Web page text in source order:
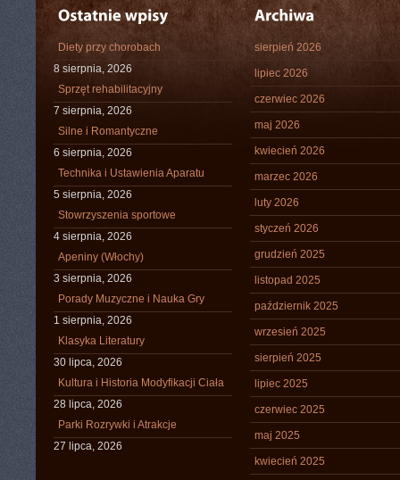
Diety przy chorobach
8 sierpnia, 2026
Sprzęt rehabilitacyjny
7 sierpnia, 2026
Silne i Romantyczne
6 sierpnia, 2026
Technika i Ustawienia Aparatu
5 sierpnia, 2026
Stowrzyszenia sportowe
4 sierpnia, 2026
Apeniny (Włochy)
3 sierpnia, 2026
Porady Muzyczne i Nauka Gry
1 sierpnia, 2026
Klasyka Literatury
30 lipca, 2026
Kultura i Historia Modyfikacji Ciała
28 lipca, 2026
Parki Rozrywki i Atrakcje
27 lipca, 2026
sierpień 2026
lipiec 2026
czerwiec 2026
maj 2026
kwiecień 2026
marzec 2026
luty 2026
styczeń 2026
grudzień 2025
listopad 2025
październik 2025
wrzesień 2025
sierpień 2025
lipiec 2025
czerwiec 2025
maj 2025
kwiecień 2025